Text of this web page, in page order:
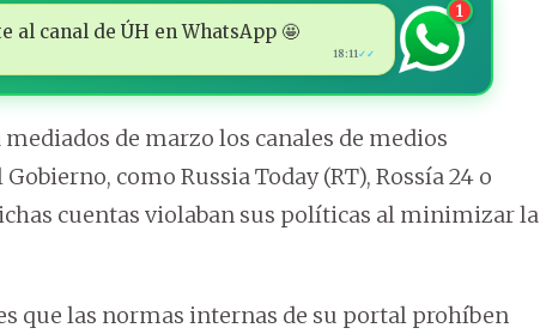
al canal de ÚH en WhatsApp 🤩
18:11✓✓
1
de marzo los canales de medios
como Russia Today (RT), Rossía 24 o
cuentas violaban sus políticas al minimizar la
que las normas internas de su portal prohíben